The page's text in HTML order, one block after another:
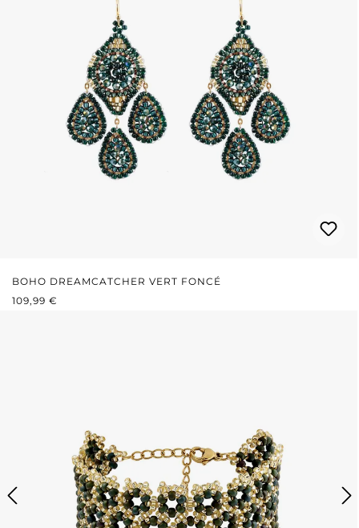
BOHO DREAMCATCHER VERT FONCÉ
PRIX RÉGULIER :
109,99 €